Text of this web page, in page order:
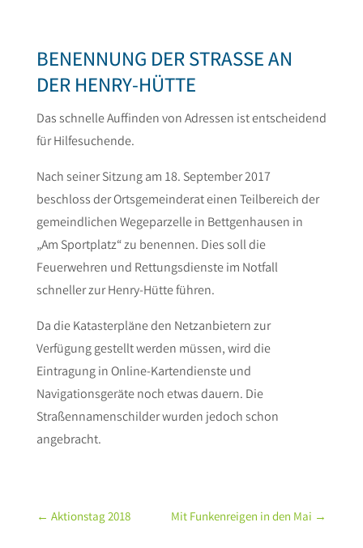
BENENNUNG DER STRASSE AN D
ER HENRY-HÜTTE
Das schnelle Auffinden von Adressen ist entscheidend
für Hilfesuchende.
Nach seiner Sitzung am 18. September 2017
beschloss der Ortsgemeinderat einen Teilbereich der
gemeindlichen Wegeparzelle in Bettgenhausen in
„Am Sportplatz“ zu benennen. Dies soll die
Feuerwehren und Rettungsdienste im Notfall
schneller zur Henry-Hütte führen.
Da die Katasterpläne den Netzanbietern zur
Verfügung gestellt werden müssen, wird die
Eintragung in Online-Kartendienste und
Navigationsgeräte noch etwas dauern. Die
Straßennamenschilder wurden jedoch schon
angebracht.
← Aktionstag 2018 Mit Funkenreigen in den Mai →